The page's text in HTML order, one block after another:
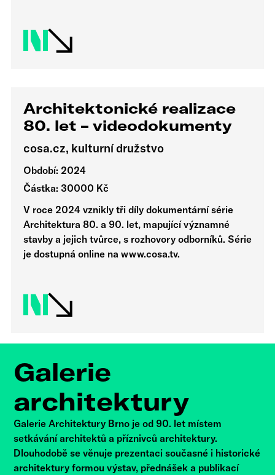
Architektonické realizace
80. let – videodokumenty
cosa.cz, kulturní družstvo
Období: 2024
Částka: 30000 Kč
V roce 2024 vznikly tři díly dokumentární série
Architektura 80. a 90. let, mapující významné
stavby a jejich tvůrce, s rozhovory odborníků. Série
je dostupná online na www.cosa.tv.
Galerie
architektury
Galerie Architektury Brno je od 90. let místem
setkávání architektů a příznivců architektury.
Dlouhodobě se věnuje prezentaci současné i historické
architektury formou výstav, přednášek a publikací